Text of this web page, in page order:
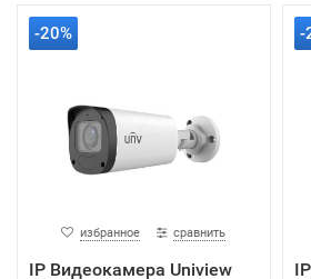
-20%
избранное сравнить
IP Видеокамера Uniview
-